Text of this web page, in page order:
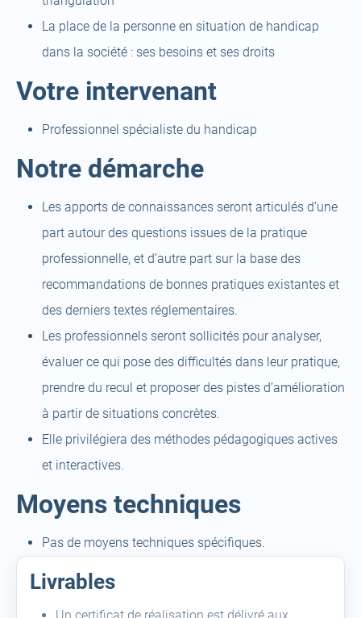
La place de la personne en situation de handicap
dans la société : ses besoins et ses droits
Votre intervenant
Professionnel spécialiste du handicap
Notre démarche
Les apports de connaissances seront articulés d’une
part autour des questions issues de la pratique
professionnelle, et d’autre part sur la base des
recommandations de bonnes pratiques existantes et
des derniers textes réglementaires.
Les professionnels seront sollicités pour analyser,
évaluer ce qui pose des difficultés dans leur pratique,
prendre du recul et proposer des pistes d’amélioration
à partir de situations concrètes.
Elle privilégiera des méthodes pédagogiques actives
et interactives.
Moyens techniques
Pas de moyens techniques spécifiques.
Livrables